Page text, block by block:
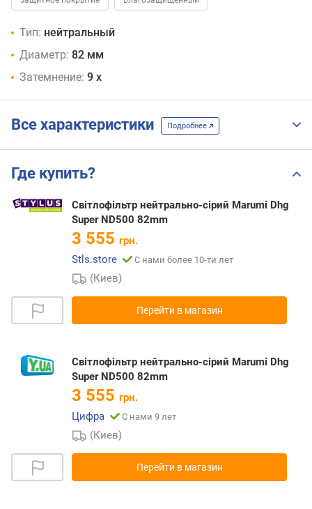
Тип: нейтральный
Диаметр: 82 мм
Затемнение: 9 х
Все характеристики Подробнее
Где купить?
Світлофільтр нейтрально-сірий Marumi Dhg
Super ND500 82mm
3 555 грн.
Stls.store
С нами более 10-ти лет
(Киев)
Перейти в магазин
Світлофільтр нейтрально-сірий Marumi Dhg
Super ND500 82mm
3 555 грн.
Цифра
С нами 9 лет
(Киев)
Перейти в магазин